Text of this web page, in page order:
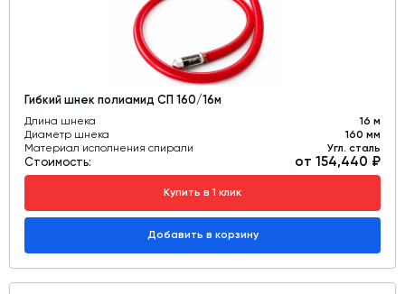
Гибкий шнек полиамид СП 160/16м
Длина шнека
16 м
Диаметр шнека
160 мм
Материал исполнения спирали
Угл. сталь
Стоимость: от 154,440 ₽
Купить в 1 клик
Добавить в корзину